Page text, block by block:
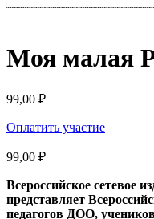
Моя малая
99,00 ₽
Оплатить участие
99,00 ₽
Всероссийское сетевое
представляет
педагогов ДОО,